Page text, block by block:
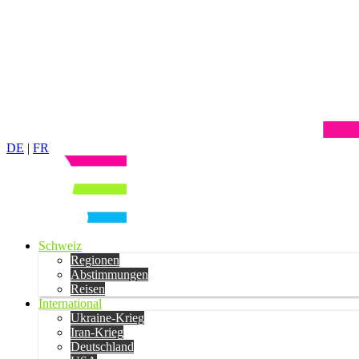
DE | FR
Schweiz
Regionen
Abstimmungen
Reisen
International
Ukraine-Krieg
Iran-Krieg
Deutschland